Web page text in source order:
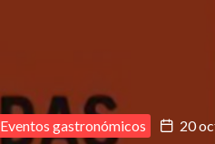
Eventos gastronómicos 20